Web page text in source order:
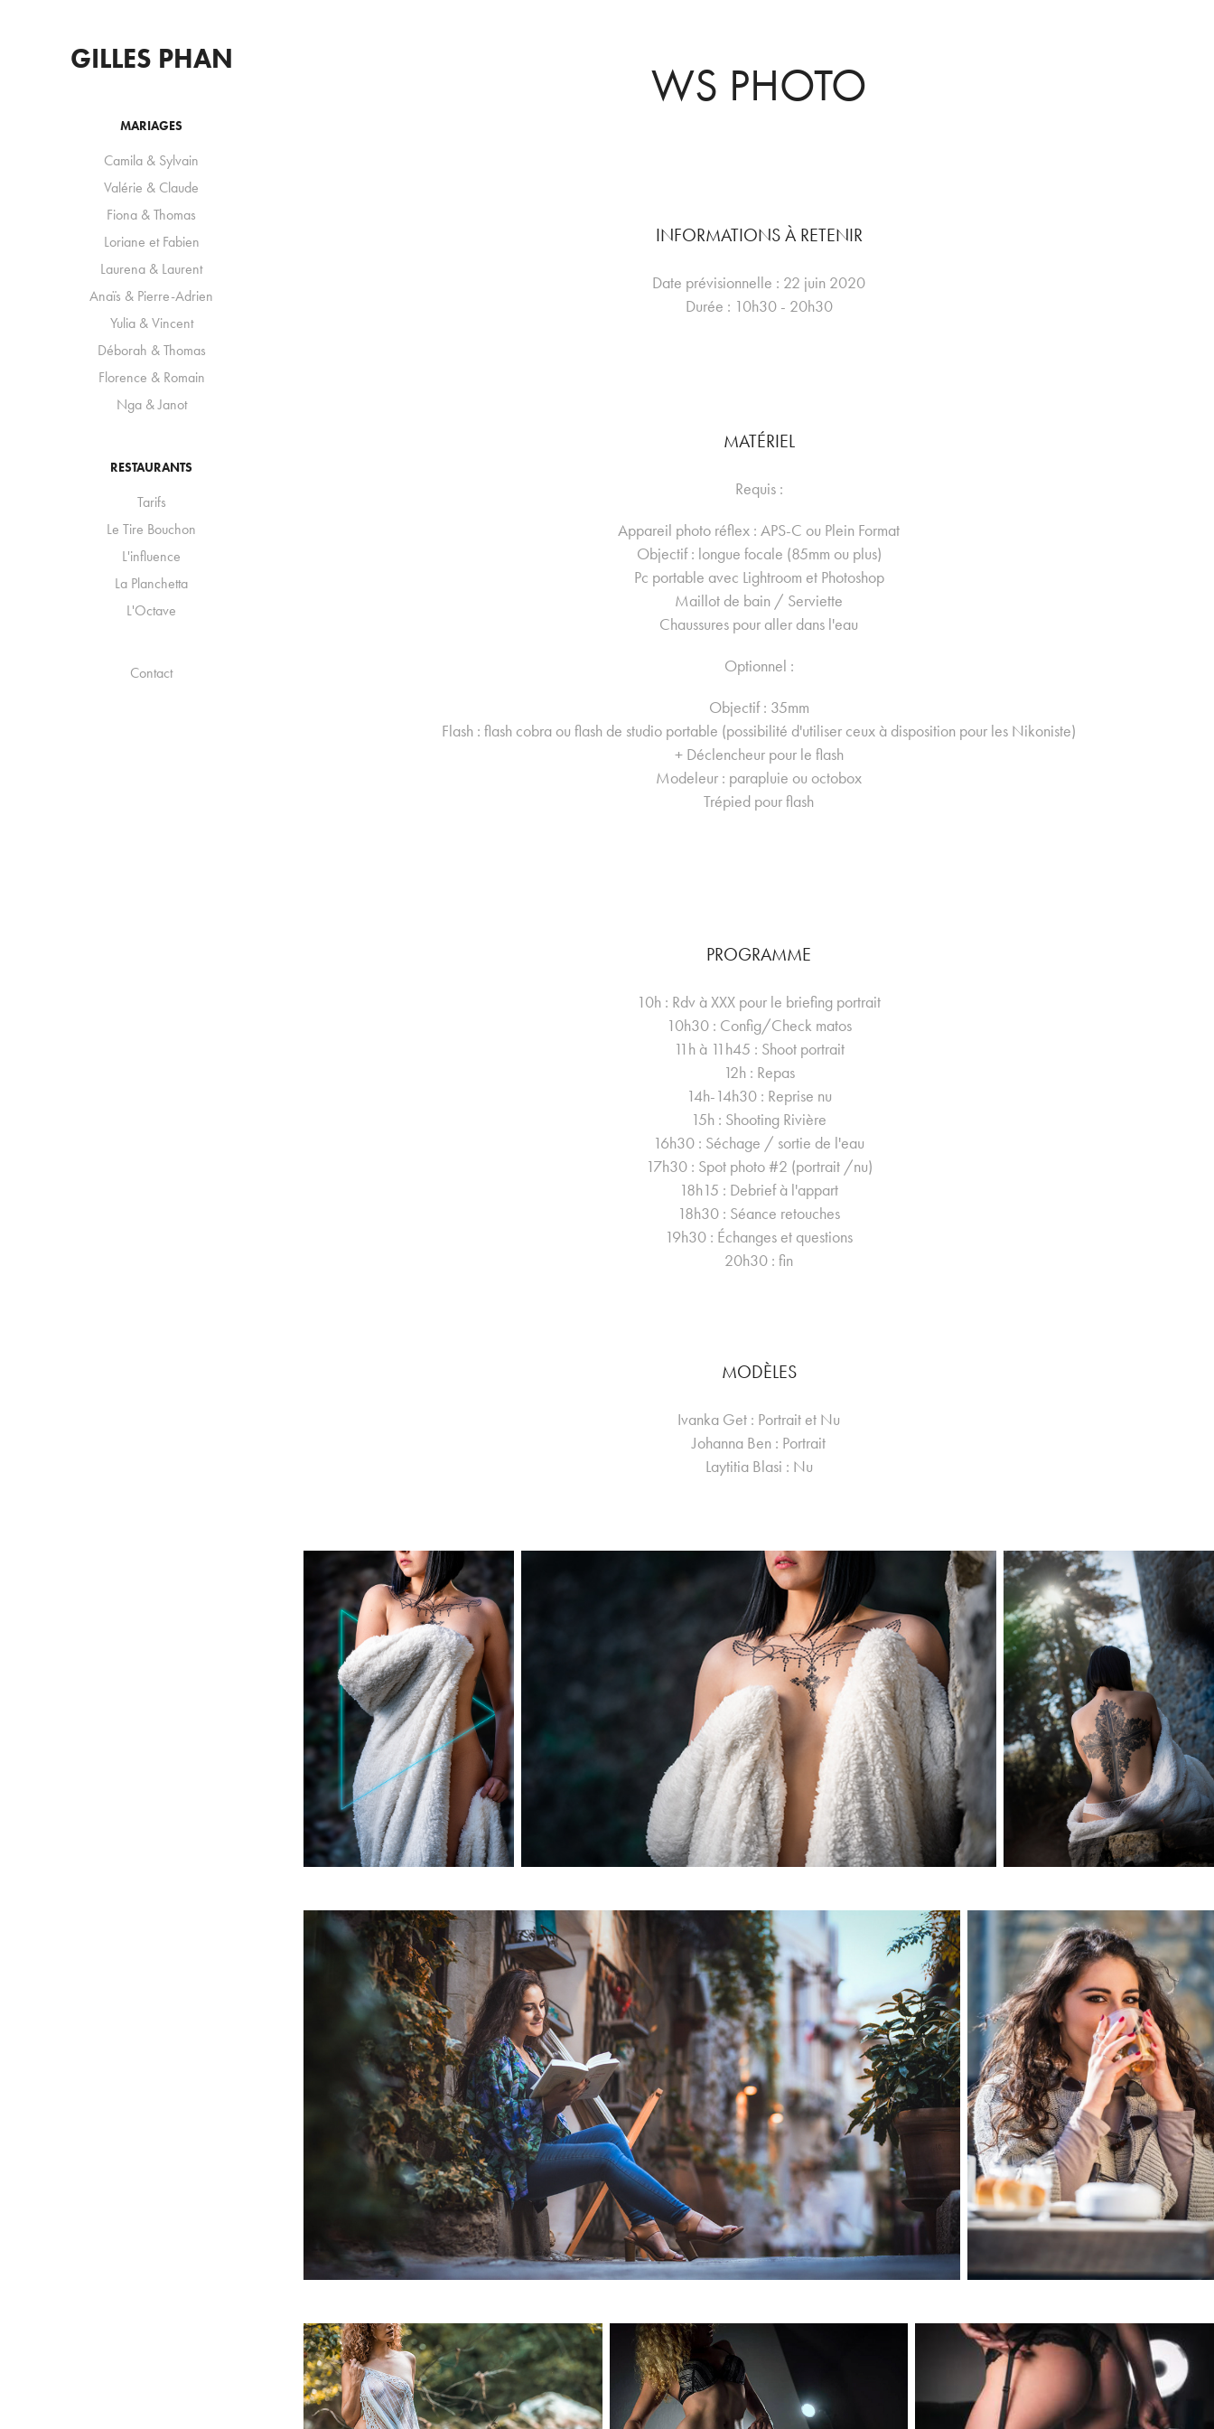
GILLES PHAN
MARIAGES
Camila & Sylvain
Valérie & Claude
Fiona & Thomas
Loriane et Fabien
Laurena & Laurent
Anaïs & Pierre-Adrien
Yulia & Vincent
Déborah & Thomas
Florence & Romain
Nga & Janot
RESTAURANTS
Tarifs
Le Tire Bouchon
L'influence
La Planchetta
L'Octave
Contact
WS PHOTO
INFORMATIONS À RETENIR
Date prévisionnelle : 22 juin 2020
Durée : 10h30 - 20h30
MATÉRIEL
Requis :
Appareil photo réflex : APS-C ou Plein Format
Objectif : longue focale (85mm ou plus)
Pc portable avec Lightroom et Photoshop
Maillot de bain / Serviette
Chaussures pour aller dans l'eau
Optionnel :
Objectif : 35mm
Flash : flash cobra ou flash de studio portable (possibilité d'utiliser ceux à disposition pour les Nikoniste)
+ Déclencheur pour le flash
Modeleur : parapluie ou octobox
Trépied pour flash
PROGRAMME
10h : Rdv à XXX pour le briefing portrait
10h30 : Config/Check matos
11h à 11h45 : Shoot portrait
12h : Repas
14h-14h30 : Reprise nu
15h : Shooting Rivière
16h30 : Séchage / sortie de l'eau
17h30 : Spot photo #2 (portrait /nu)
18h15 : Debrief à l'appart
18h30 : Séance retouches
19h30 : Échanges et questions
20h30 : fin
MODÈLES
Ivanka Get : Portrait et Nu
Johanna Ben : Portrait
Laytitia Blasi : Nu